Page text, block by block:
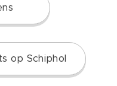
op Schiphol